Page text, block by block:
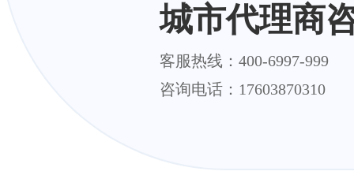
城市代理商
客服热线：400-6997-999
咨询电话：17603870310